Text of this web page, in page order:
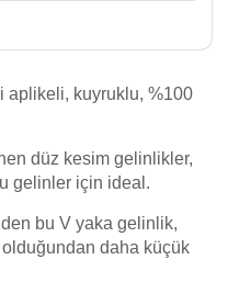
aplikeli, kuyruklu, %100
düz kesim gelinlikler,
gelinler için ideal.
bu V yaka gelinlik,
daha küçük